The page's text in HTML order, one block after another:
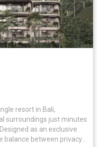
resort in Bali,
surroundings just minutes
as an exclusive
balance between privacy,